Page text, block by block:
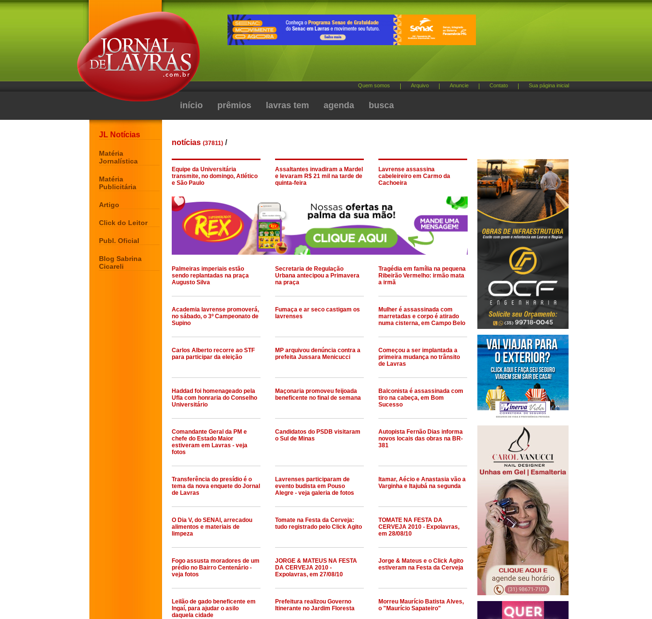
Quem somos Arquivo Anuncie Contato Sua página inicial
início prêmios lavras tem agenda busca
JL Notícias
Matéria
Jornalística
Matéria
Publicitária
Artigo
Click do Leitor
Publ. Oficial
Blog Sabrina
Cicareli
notícias (37811) /
Equipe da Universitária
transmite, no domingo, Atlético
e São Paulo
Assaltantes invadiram a Mardel
e levaram R$ 21 mil na tarde de
quinta-feira
Lavrense assassina
cabeleireiro em Carmo da
Cachoeira
Palmeiras imperiais estão
sendo replantadas na praça
Augusto Silva
Secretaria de Regulação
Urbana antecipou a Primavera
na praça
Tragédia em família na pequena
Ribeirão Vermelho: irmão mata
a irmã
Academia lavrense promoverá,
no sábado, o 3º Campeonato de
Supino
Fumaça e ar seco castigam os
lavrenses
Mulher é assassinada com
marretadas e corpo é atirado
numa cisterna, em Campo Belo
Carlos Alberto recorre ao STF
para participar da eleição
MP arquivou denúncia contra a
prefeita Jussara Menicucci
Começou a ser implantada a
primeira mudança no trânsito
de Lavras
Haddad foi homenageado pela
Ufla com honraria do Conselho
Universitário
Maçonaria promoveu feijoada
beneficente no final de semana
Balconista é assassinada com
tiro na cabeça, em Bom
Sucesso
Comandante Geral da PM e
chefe do Estado Maior
estiveram em Lavras - veja
fotos
Candidatos do PSDB visitaram
o Sul de Minas
Autopista Fernão Dias informa
novos locais das obras na BR-
381
Transferência do presídio é o
tema da nova enquete do Jornal
de Lavras
Lavrenses participaram de
evento budista em Pouso
Alegre - veja galeria de fotos
Itamar, Aécio e Anastasia vão a
Varginha e Itajubá na segunda
O Dia V, do SENAI, arrecadou
alimentos e materiais de
limpeza
Tomate na Festa da Cerveja:
tudo registrado pelo Click Agito
TOMATE NA FESTA DA
CERVEJA 2010 - Expolavras,
em 28/08/10
Fogo assusta moradores de um
prédio no Bairro Centenário -
veja fotos
JORGE & MATEUS NA FESTA
DA CERVEJA 2010 -
Expolavras, em 27/08/10
Jorge & Mateus e o Click Agito
estiveram na Festa da Cerveja
Leilão de gado beneficente em
Ingaí, para ajudar o asilo
daquela cidade
Prefeitura realizou Governo
Itinerante no Jardim Floresta
Morreu Maurício Batista Alves,
o "Maurício Sapateiro"